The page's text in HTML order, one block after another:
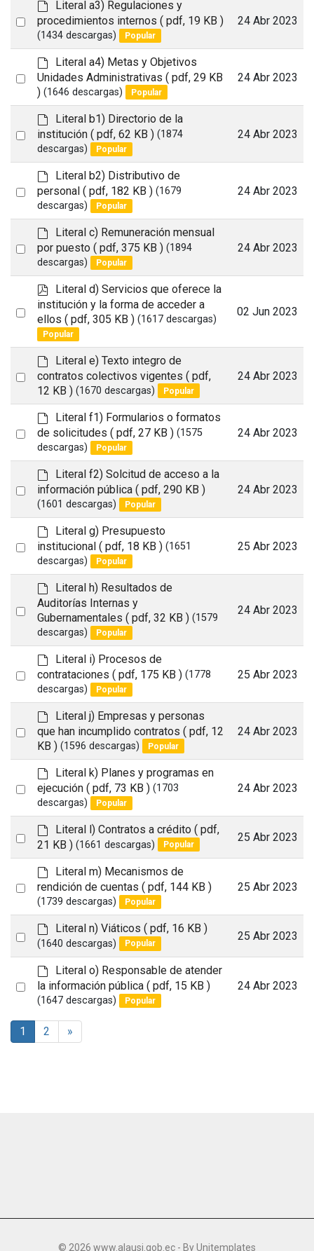
l
t
Select
d
e
f
a
l
t
Literal a3) Regulaciones y
procedimientos internos ( pdf, 19 KB )
(1434 descargas) Popular
24 Abr 2023
Select
d
e
f
a
l
t
Literal a4) Metas y Objetivos
Unidades Administrativas ( pdf, 29 KB
) (1646 descargas) Popular
24 Abr 2023
Select
d
e
f
a
l
t
Literal b1) Directorio de la
institución ( pdf, 62 KB ) (1874
descargas)
Popular
24 Abr 2023
Select
d
e
f
a
l
t
Literal b2) Distributivo de
personal ( pdf, 182 KB ) (1679
descargas)
Popular
24 Abr 2023
Select
d
e
f
a
l
t
Literal c) Remuneración mensual
por puesto ( pdf, 375 KB ) (1894
descargas)
Popular
24 Abr 2023
Select
item
p
d
f
Literal d) Servicios que oferece la
institución y la forma de acceder a
ellos ( pdf, 305 KB ) (1617 descargas)
Popular
02 Jun 2023
Select
d
e
f
a
t
Literal e) Texto integro de
contratos colectivos vigentes ( pdf,
12 KB ) (1670 descargas) Popular
24 Abr 2023
Select
d
e
f
a
l
t
Literal f1) Formularios o formatos
de solicitudes ( pdf, 27 KB ) (1575
descargas)
Popular
24 Abr 2023
Select
d
e
f
a
l
t
Literal f2) Solcitud de acceso a la
información pública ( pdf, 290 KB )
(1601 descargas) Popular
24 Abr 2023
Select
d
e
f
a
l
t
Literal g) Presupuesto
institucional ( pdf, 18 KB ) (1651
descargas)
Popular
25 Abr 2023
Select
item
d
e
f
a
t
Literal h) Resultados de
Auditorías Internas y
Gubernamentales ( pdf, 32 KB ) (1579
descargas)
Popular
24 Abr 2023
Select
d
e
f
a
l
Literal i) Procesos de
contrataciones ( pdf, 175 KB ) (1778
descargas)
Popular
25 Abr 2023
Select
d
e
f
a
l
t
Literal j) Empresas y personas
que han incumplido contratos ( pdf, 12
KB ) (1596 descargas) Popular
24 Abr 2023
Select
d
e
f
a
t
Literal k) Planes y programas en
ejecución ( pdf, 73 KB ) (1703
descargas)
Popular
24 Abr 2023
Select
an
d
e
f
u
l
t
Literal l) Contratos a crédito ( pdf,
21 KB ) (1661 descargas) Popular
25 Abr 2023
Select
d
e
f
a
l
t
Literal m) Mecanismos de
rendición de cuentas ( pdf, 144 KB )
(1739 descargas) Popular
25 Abr 2023
Select
an
d
e
f
u
l
Literal n) Viáticos ( pdf, 16 KB )
(1640 descargas) Popular
25 Abr 2023
Select
item
d
e
f
u
l
Literal o) Responsable de atender
la información pública ( pdf, 15 KB )
(1647 descargas) Popular
24 Abr 2023
1 2 »
© 2026 www.alausi.gob.ec - ByUnitemplates